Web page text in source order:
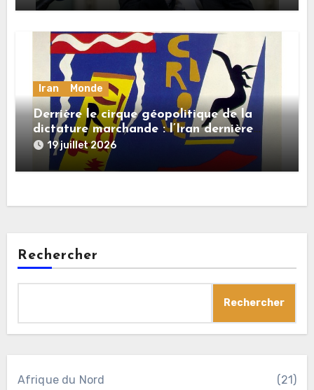
Iran Monde
Derrière le cirque géopolitique de la
dictature marchande : l’Iran dernière
dupe en date
19 juillet 2026
Rechercher
Rechercher
Afrique du Nord (21)